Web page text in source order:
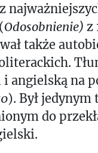
(Odosobnienie) z
także
angielską na
). Był
do